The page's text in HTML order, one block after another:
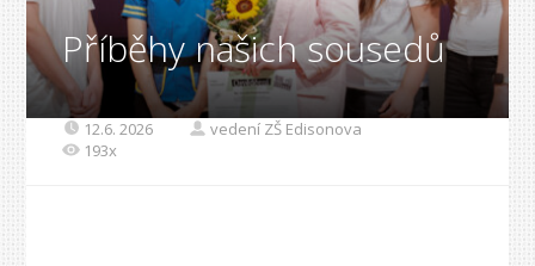
Příběhy našich sousedů
12.6. 2026
vedení ZŠ Edisonova
193x